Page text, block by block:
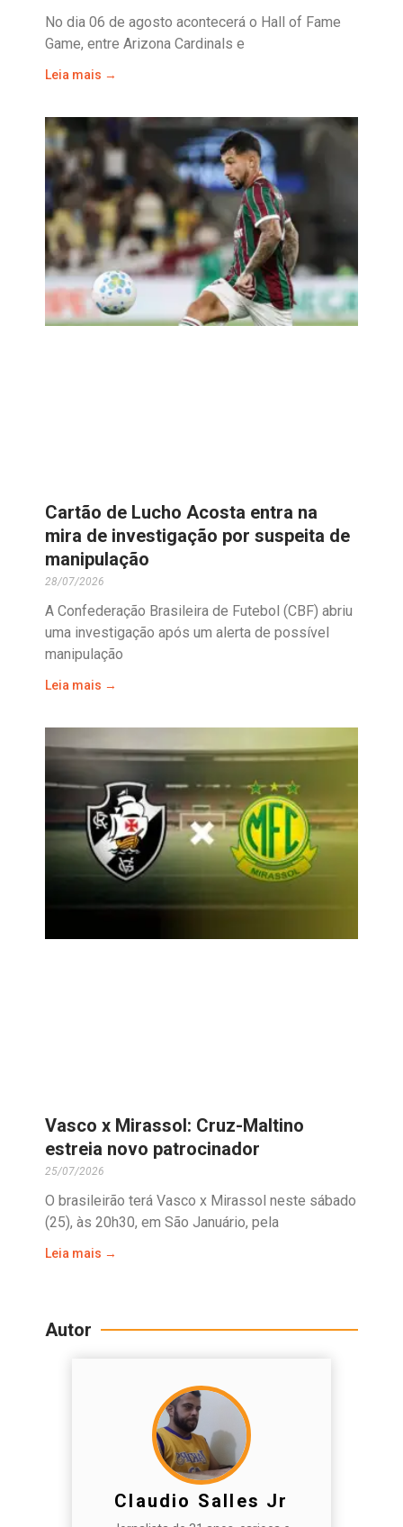
No dia 06 de agosto acontecerá o Hall of Fame
Game, entre Arizona Cardinals e
Leia mais →
Cartão de Lucho Acosta entra na
mira de investigação por suspeita de
manipulação
28/07/2026
A Confederação Brasileira de Futebol (CBF) abriu
uma investigação após um alerta de possível
manipulação
Leia mais →
Vasco x Mirassol: Cruz-Maltino
estreia novo patrocinador
25/07/2026
O brasileirão terá Vasco x Mirassol neste sábado
(25), às 20h30, em São Januário, pela
Leia mais →
Autor
Claudio Salles Jr